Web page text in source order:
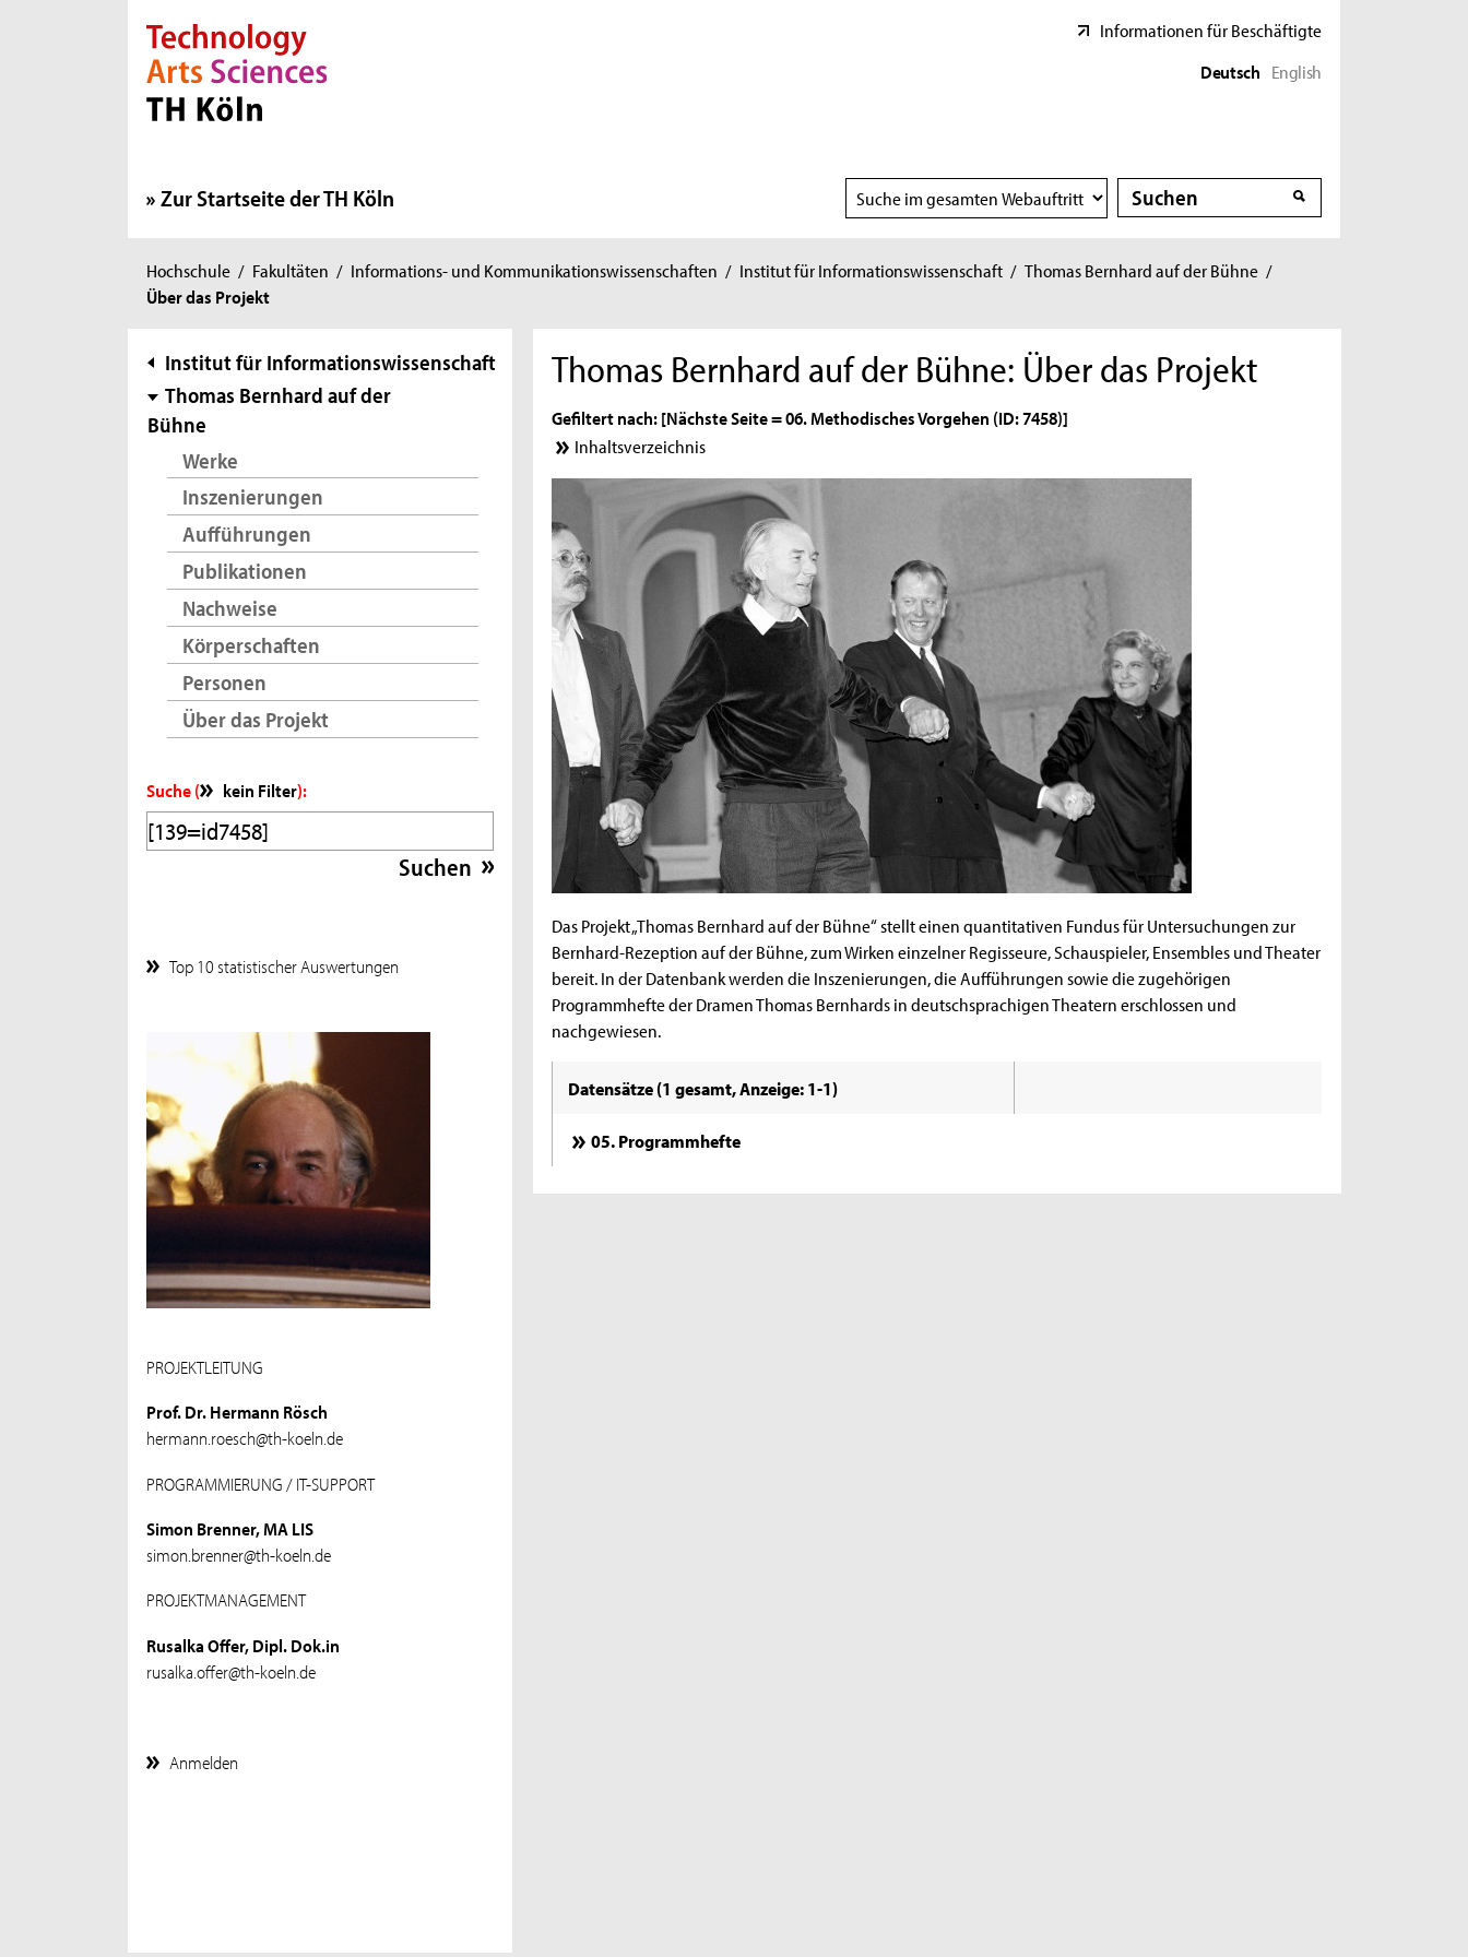
Direkt zur Hauptnavigation
Direkt zur Subnavigation
Direkt zum Inhalt
Direkt zum Fußbereich
Informationen für Beschäftigte
Deutsch English
Zur Startseite der TH Köln
Suchbereich
wählen
Suche
Suche
Sie
sind
Hochschule / Fakultäten / Informations- und Kommunikationswissenschaften / Institut für Informationswissenschaft / Thomas Bernhard auf der Bühne /
Über das Projekt
Subnavigation
Institut für Informationswissenschaft
Thomas Bernhard auf der
Bühne
Werke
Inszenierungen
Aufführungen
Publikationen
Nachweise
Körperschaften
Personen
Über das Projekt
Suche ( kein Filter):
Top 10 statistischer Auswertungen
PROJEKTLEITUNG
Prof. Dr. Hermann Rösch
hermann.roesch@th-koeln.de
PROGRAMMIERUNG / IT-SUPPORT
Simon Brenner, MA LIS
simon.brenner@th-koeln.de
PROJEKTMANAGEMENT
Rusalka Offer, Dipl. Dok.in
rusalka.offer@th-koeln.de
Anmelden
Thomas Bernhard auf der Bühne: Über das Projekt
Gefiltert nach: [Nächste Seite = 06. Methodisches Vorgehen (ID: 7458)]
Inhaltsverzeichnis
Das Projekt „Thomas Bernhard auf der Bühne“ stellt einen quantitativen Fundus für Untersuchungen zur
Bernhard-Rezeption auf der Bühne, zum Wirken einzelner Regisseure, Schauspieler, Ensembles und Theater
bereit. In der Datenbank werden die Inszenierungen, die Aufführungen sowie die zugehörigen
Programmhefte der Dramen Thomas Bernhards in deutschsprachigen Theatern erschlossen und
nachgewiesen.
Datensätze (1 gesamt, Anzeige: 1-1)
05. Programmhefte